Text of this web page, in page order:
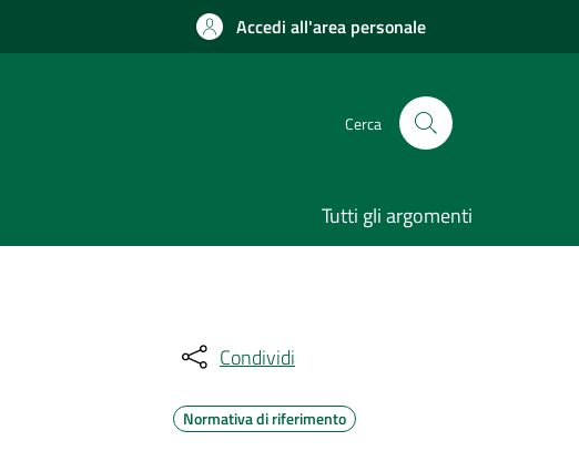
Accedi all'area personale
Cerca
Tutti gli argomenti
Condividi
Normativa di riferimento